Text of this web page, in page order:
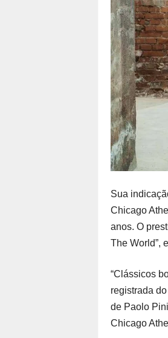
Sua
Chicago
anos. O
The World”,
“Clássicos
registrada
de Paolo
Chicago